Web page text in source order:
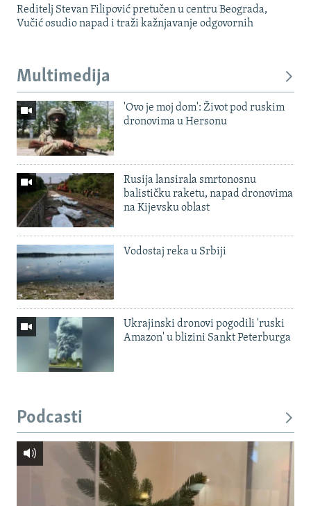
Reditelj Stevan Filipović pretučen u centru Beograda,
Vučić osudio napad i traži kažnjavanje odgovornih
Multimedija
'Ovo je moj dom': Život pod ruskim
dronovima u Hersonu
Rusija lansirala smrtonosnu
balističku raketu, napad dronovima
na Kijevsku oblast
Vodostaj reka u Srbiji
Ukrajinski dronovi pogodili 'ruski
Amazon' u blizini Sankt Peterburga
Podcasti